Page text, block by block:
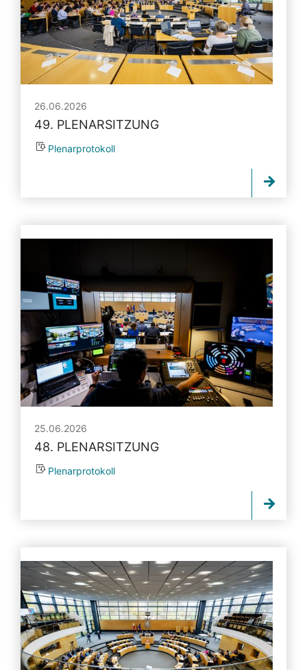
26.06.2026
49. PLENARSITZUNG
Plenarprotokoll
25.06.2026
48. PLENARSITZUNG
Plenarprotokoll